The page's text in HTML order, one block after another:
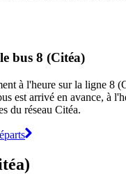
bus 8 (Citéa)
à l'heure sur la ligne 8
est arrivé en avance, à
du réseau Citéa.